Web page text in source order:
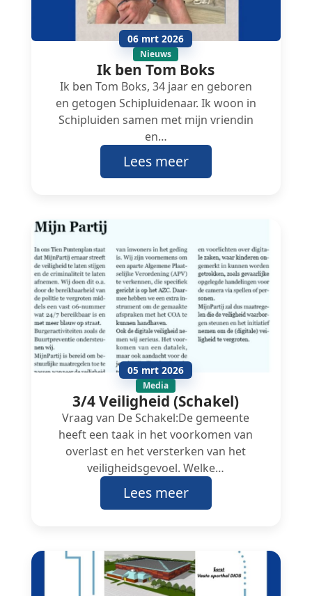
06 mrt 2026
Nieuws
Ik ben Tom Boks
Ik ben Tom Boks, 34 jaar en geboren
en getogen Schipluidenaar. Ik woon in
Schipluiden samen met mijn vriendin
en…
Lees meer
05 mrt 2026
Media
3/4 Veiligheid (Schakel)
Vraag van De Schakel:De gemeente
heeft een taak in het voorkomen van
overlast en het versterken van het
veiligheidsgevoel. Welke…
Lees meer